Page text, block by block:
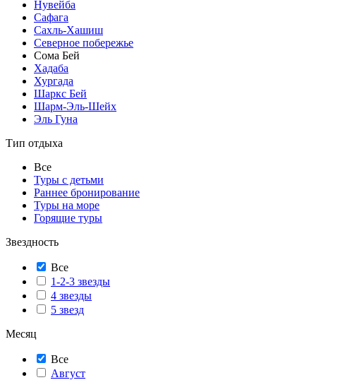
Нувейба
Сафага
Сахль-Хашиш
Северное побережье
Сома Бей
Хадаба
Хургада
Шаркс Бей
Шарм-Эль-Шейх
Эль Гуна
Тип отдыха
Все
Туры с детьми
Раннее бронирование
Туры на море
Горящие туры
Звездность
Все
1-2-3 звезды
4 звезды
5 звезд
Месяц
Все
Август